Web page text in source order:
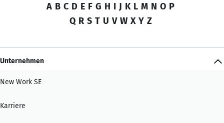
A B C D E F G H I J K L M N O P
Q R S T U V W X Y Z
Unternehmen
New Work SE
Karriere